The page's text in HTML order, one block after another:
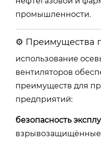
промышленности.
⚙️ Преимущества
использование
вентиляторов
преимуществ для
предприятий:
безопасность
взрывозащищённые